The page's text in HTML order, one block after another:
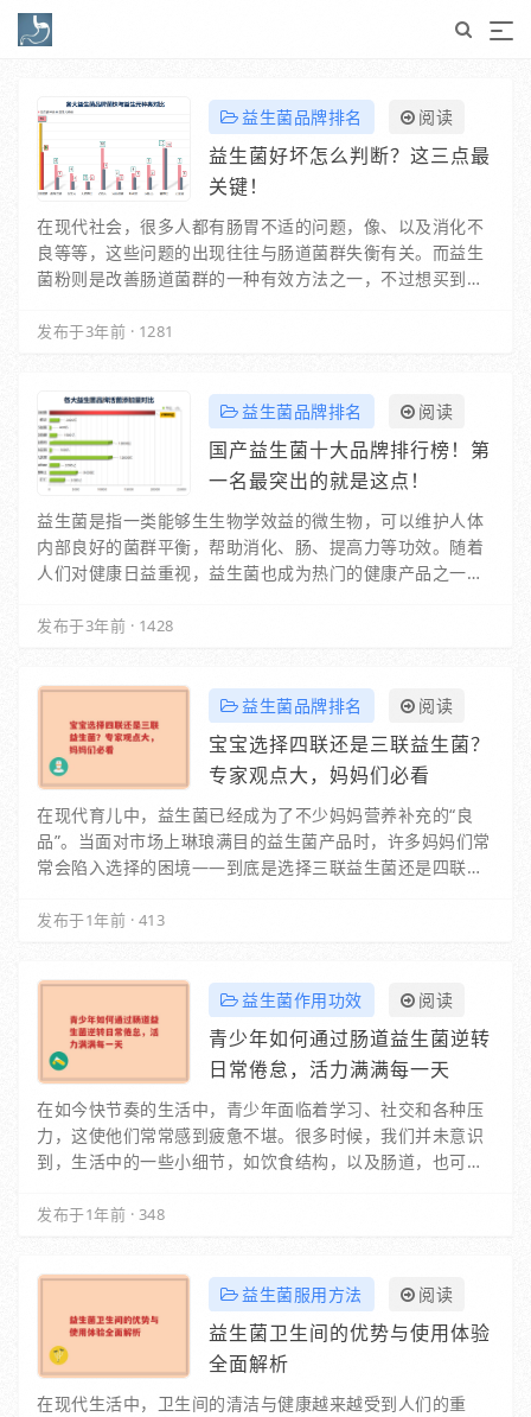
益生菌品牌排名 阅读
益生菌好坏怎么判断？这三点最
关键！
在现代社会，很多人都有肠胃不适的问题，像、以及消化不
良等等，这些问题的出现往往与肠道菌群失衡有关。而益生
菌粉则是改善肠道菌群的一种有效方法之一，不过想买到适
发布于3年前 · 1281
益生菌品牌排名 阅读
国产益生菌十大品牌排行榜！第
一名最突出的就是这点！
益生菌是指一类能够生生物学效益的微生物，可以维护人体
内部良好的菌群平衡，帮助消化、肠、提高力等功效。随着
人们对健康日益重视，益生菌也成为热门的健康产品之一。
发布于3年前 · 1428
益生菌品牌排名 阅读
宝宝选择四联还是三联益生菌？
专家观点大，妈妈们必看
在现代育儿中，益生菌已经成为了不少妈妈营养补充的“良
品”。当面对市场上琳琅满目的益生菌产品时，许多妈妈们常
常会陷入选择的困境——到底是选择三联益生菌还是四联益
发布于1年前 · 413
益生菌作用功效 阅读
青少年如何通过肠道益生菌逆转
日常倦怠，活力满满每一天
在如今快节奏的生活中，青少年面临着学习、社交和各种压
力，这使他们常常感到疲惫不堪。很多时候，我们并未意识
到，生活中的一些小细节，如饮食结构，以及肠道，也可能
发布于1年前 · 348
益生菌服用方法 阅读
益生菌卫生间的优势与使用体验
全面解析
在现代生活中，卫生间的清洁与健康越来越受到人们的重